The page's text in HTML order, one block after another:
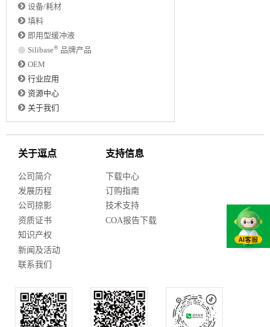
设备/耗材
填料
即用型缓冲液
Silibase® 品牌产品
OEM
行业应用
资源中心
关于我们
关于逗点
公司简介
发展历程
公司掠影
资质证书
知识产权
新闻及活动
联系我们
支持信息
下载中心
订购指南
技术支持
COA报告下载